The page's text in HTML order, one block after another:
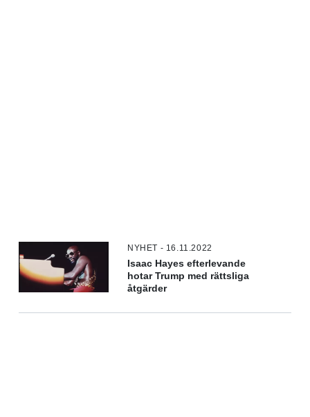
NYHET - 16.11.2022
Isaac Hayes efterlevande
hotar Trump med rättsliga
åtgärder